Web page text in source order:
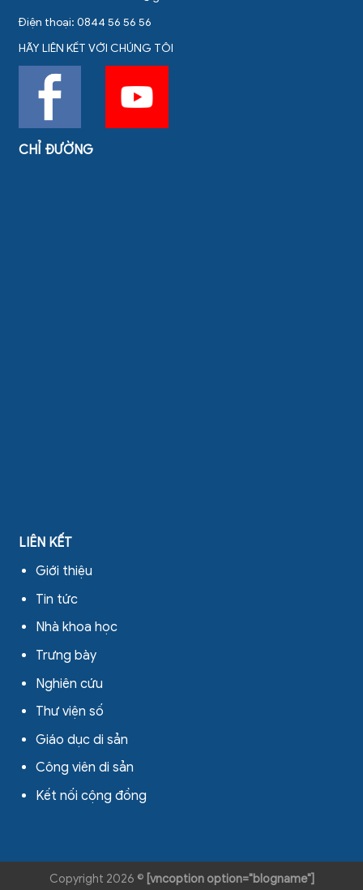
Điện thoại: 0844 56 56 56
HÃY LIÊN KẾT VỚI CHÚNG TÔI
CHỈ ĐƯỜNG
LIÊN KẾT
Giới thiệu
Tin tức
Nhà khoa học
Trưng bày
Nghiên cứu
Thư viện số
Giáo dục di sản
Công viên di sản
Kết nối cộng đồng
Copyright 2026 © [vncoption option="blogname"]